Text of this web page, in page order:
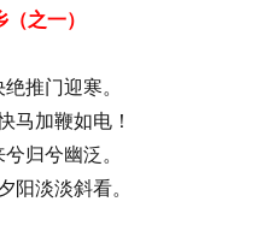
之一）
推门迎寒。
马加鞭如电！
归兮幽泛。
阳淡淡斜看。